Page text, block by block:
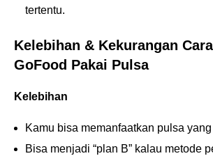
tertentu.
Kelebihan & Kekurangan
GoFood Pakai Pulsa
Kelebihan
Kamu bisa memanfaatkan pulsa
Bisa menjadi “plan B” kalau metode